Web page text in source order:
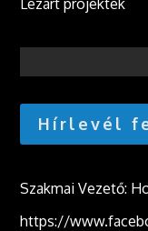
Hírlevél
Szakmai Vezető:
https://